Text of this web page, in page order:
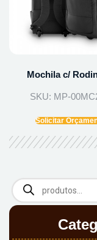
Mochila c/
SKU: MP-
Solicitar